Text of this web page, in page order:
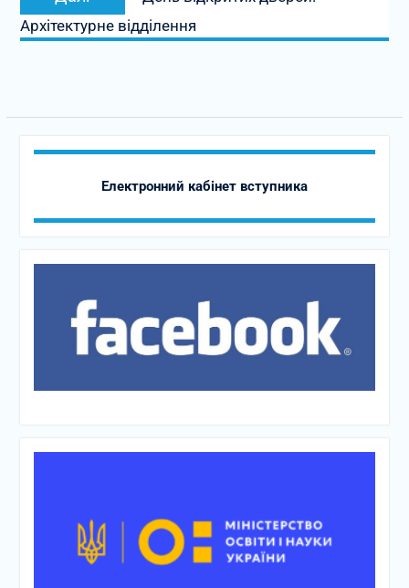
запис:
Архітектурне відділення
Електронний кабінет вступника